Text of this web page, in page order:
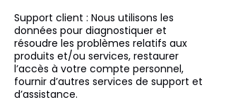
Support client : Nous utilisons les
données pour diagnostiquer et
résoudre les problèmes relatifs aux
produits et/ou services, restaurer
l’accès à votre compte personnel,
fournir d’autres services de support et
d’assistance.